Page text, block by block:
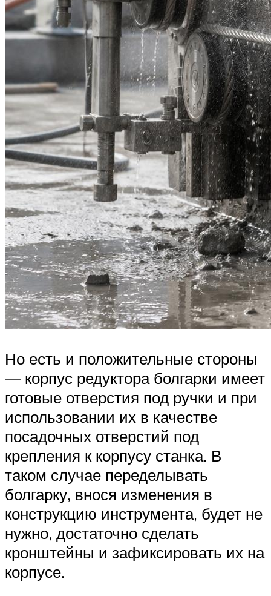
Но есть и положительные стороны
— корпус редуктора болгарки имеет
готовые отверстия под ручки и при
использовании их в качестве
посадочных отверстий под
крепления к корпусу станка. В
таком случае переделывать
болгарку, внося изменения в
конструкцию инструмента, будет не
нужно, достаточно сделать
кронштейны и зафиксировать их на
корпусе.